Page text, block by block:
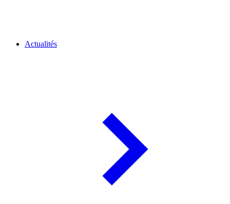
Actualités